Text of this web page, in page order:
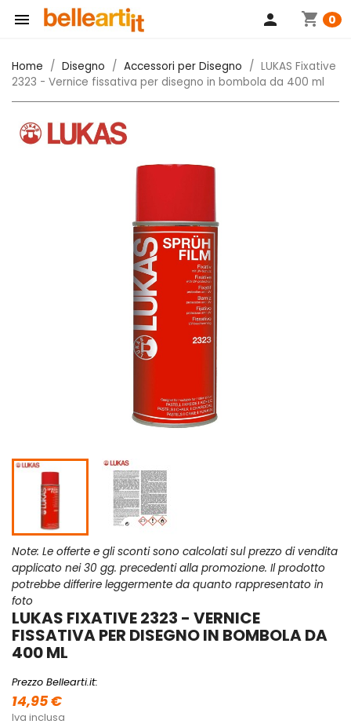
 shopping_cart 0
person
Home Disegno Accessori per Disegno
LUKAS Fixative
2323 - Vernice fissativa per disegno in bombola da 400 ml
Note: Le offerte e gli sconti sono calcolati sul prezzo di vendita
applicato nei 30 gg. precedenti alla promozione. Il prodotto
potrebbe differire leggermente da quanto rappresentato in
foto
LUKAS FIXATIVE 2323 - VERNICE
FISSATIVA PER DISEGNO IN BOMBOLA DA
400 ML
Prezzo Bellearti.it:
14,95 €
Iva inclusa